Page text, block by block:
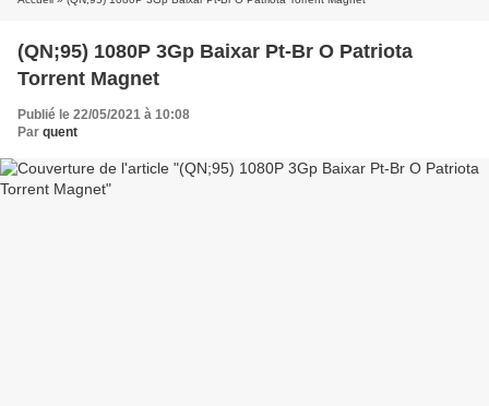
(QN;95) 1080P 3Gp Baixar Pt-Br O Patriota
Torrent Magnet
Publié le 22/05/2021 à 10:08
Par quent